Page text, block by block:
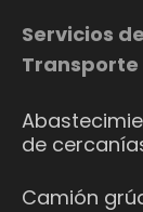
Servicios de
Transporte
de
Camión